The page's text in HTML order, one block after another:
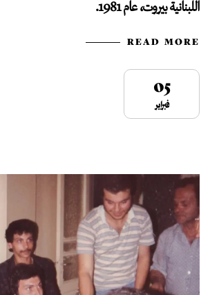
اللّبنانية بيروت، عام 1981.
READ MORE
05
فبراير